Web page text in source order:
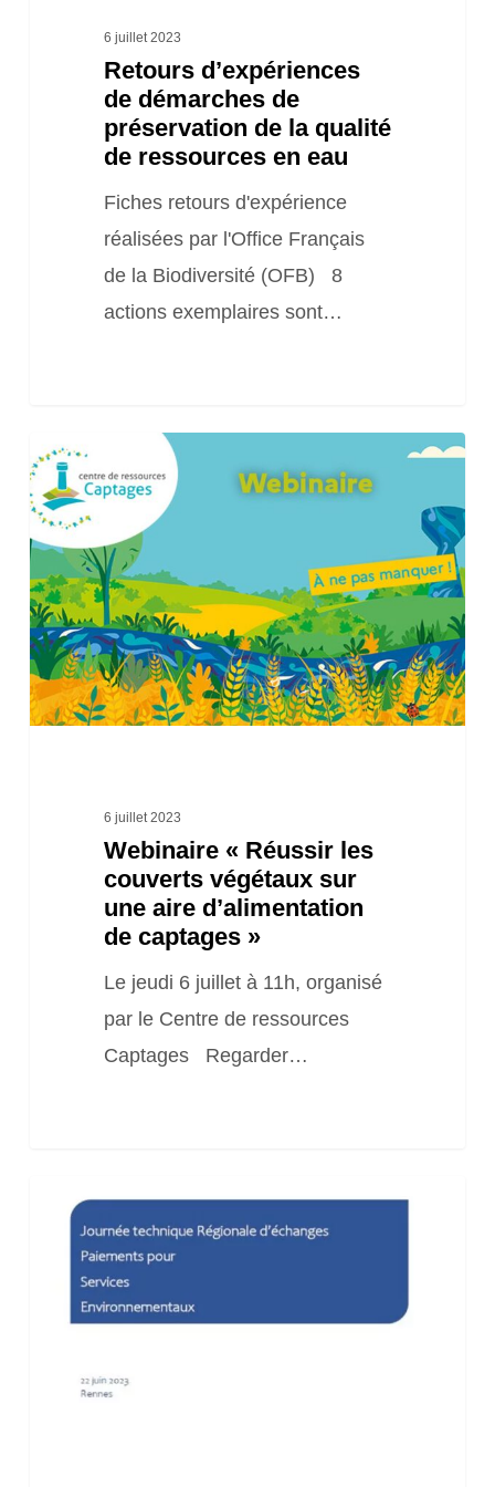
ressources6 juillet 2023
Retours d’expériences
de démarches de
préservation de la qualité
de ressources en eau
Fiches retours d'expérience
réalisées par l'Office Français
de la Biodiversité (OFB) 8
actions exemplaires sont…
Webinaire
« Réussir
les
couverts
végétaux
sur
une
aire
captages »6 juillet 2023
Webinaire « Réussir les
couverts végétaux sur
une aire d’alimentation
de captages »
Le jeudi 6 juillet à 11h, organisé
par le Centre de ressources
Captages Regarder…
Paiement
Service
Environnementaux